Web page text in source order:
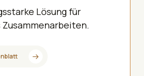
Lösung für